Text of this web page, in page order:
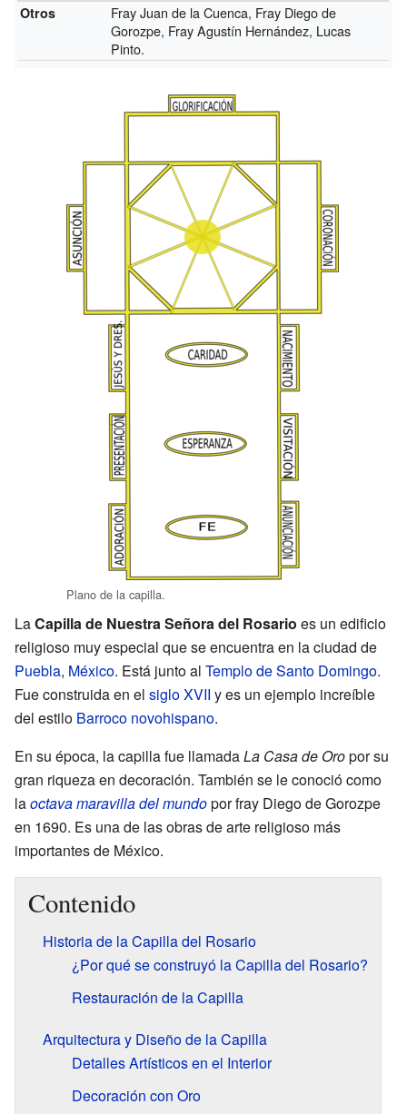
Otros
Fray Juan de la Cuenca, Fray Diego de
Gorozpe, Fray Agustín Hernández, Lucas
Pinto.
Plano de la capilla.
LaCapilla de Nuestra Señora del Rosario es un edificio
religioso muy especial que se encuentra en la ciudad de
Puebla, México. Está junto al Templo de Santo Domingo.
Fue construida en el siglo XVII y es un ejemplo increíble
del estilo Barroco novohispano.
En su época, la capilla fue llamadaLa Casa de Oropor su
gran riqueza en decoración. También se le conoció como
laoctava maravilla del mundopor fray Diego de Gorozpe
en 1690. Es una de las obras de arte religioso más
importantes de México.
Contenido
Historia de la Capilla del Rosario
¿Por qué se construyó la Capilla del Rosario?
Restauración de la Capilla
Arquitectura y Diseño de la Capilla
Detalles Artísticos en el Interior
Decoración con Oro